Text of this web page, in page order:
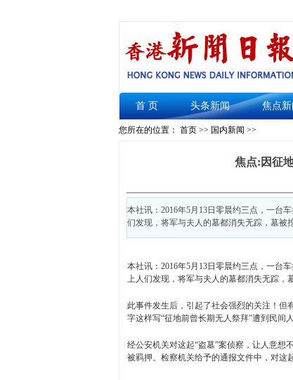
首 页 头条新闻 焦点
您所在的位置： 首页 >> 国内新闻 >>
焦点:因征
本社讯：2016年5月13日零晨约三点，一台
们发现，将军与夫人的墓都消失无踪，墓被
本社讯：2016年5月13日零晨约三点，一台
上人们发现，将军与夫人的墓都消失无踪，
此事件发生后，引起了社会强烈的关注！但
字这样写“征地前曾长期无人祭拜”遭到民间
经公安机关对这起“盗墓”案侦察，让人意想
被羁押。检察机关给予的通报文件中，对这